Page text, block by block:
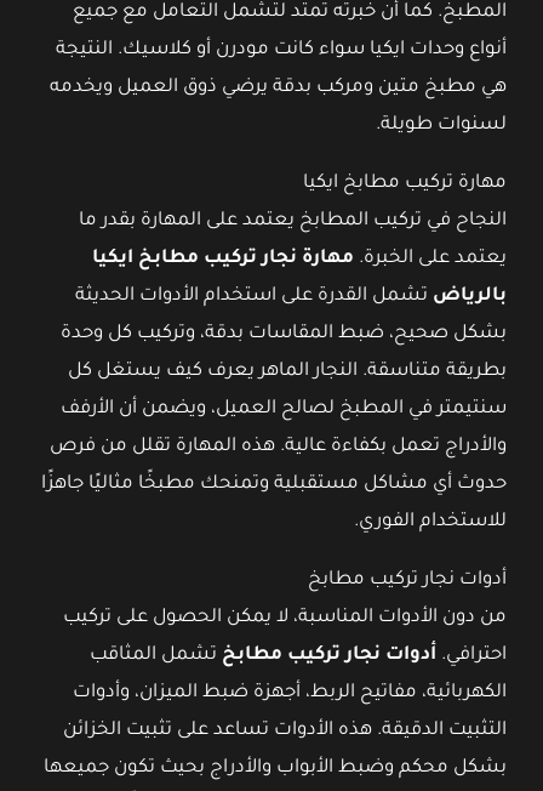
المطبخ. كما أن خبرته تمتد لتشمل التعامل مع جميع
أنواع وحدات ايكيا سواء كانت مودرن أو كلاسيك. النتيجة
هي مطبخ متين ومركب بدقة يرضي ذوق العميل ويخدمه
لسنوات طويلة.
مهارة تركيب مطابخ ايكيا
النجاح في تركيب المطابخ يعتمد على المهارة بقدر ما
يعتمد على الخبرة. مهارة نجار تركيب مطابخ ايكيا
بالرياض تشمل القدرة على استخدام الأدوات الحديثة
بشكل صحيح، ضبط المقاسات بدقة، وتركيب كل وحدة
بطريقة متناسقة. النجار الماهر يعرف كيف يستغل كل
سنتيمتر في المطبخ لصالح العميل، ويضمن أن الأرفف
والأدراج تعمل بكفاءة عالية. هذه المهارة تقلل من فرص
حدوث أي مشاكل مستقبلية وتمنحك مطبخًا مثاليًا جاهزًا
للاستخدام الفوري.
أدوات نجار تركيب مطابخ
من دون الأدوات المناسبة، لا يمكن الحصول على تركيب
احترافي. أدوات نجار تركيب مطابخ تشمل المثاقب
الكهربائية، مفاتيح الربط، أجهزة ضبط الميزان، وأدوات
التثبيت الدقيقة. هذه الأدوات تساعد على تثبيت الخزائن
بشكل محكم وضبط الأبواب والأدراج بحيث تكون جميعها